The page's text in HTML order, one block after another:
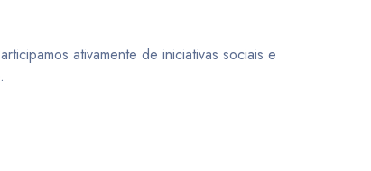
ativamente de iniciativas sociais e